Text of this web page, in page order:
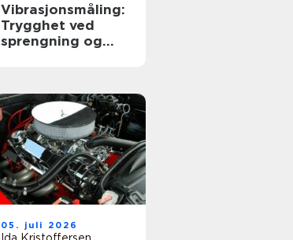
Vibrasjonsmåling:
Trygghet ved
sprengning og
05. juli 2026